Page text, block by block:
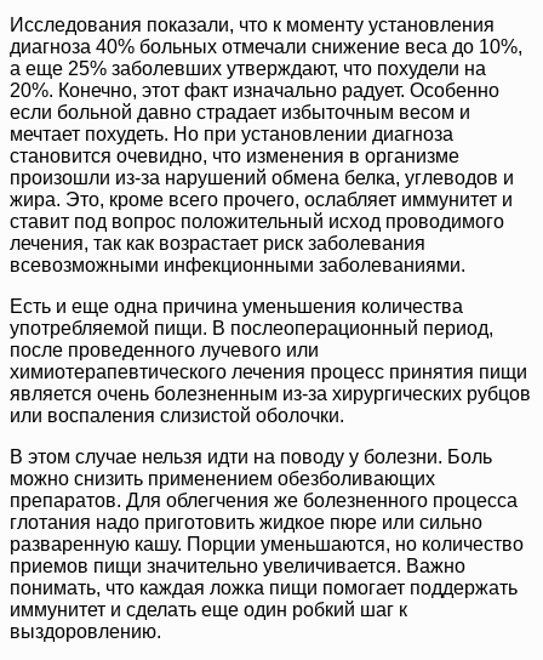
Исследования показали, что к моменту установления
диагноза 40% больных отмечали снижение веса до 10%,
а еще 25% заболевших утверждают, что похудели на
20%. Конечно, этот факт изначально радует. Особенно
если больной давно страдает избыточным весом и
мечтает похудеть. Но при установлении диагноза
становится очевидно, что изменения в организме
произошли из-за нарушений обмена белка, углеводов и
жира. Это, кроме всего прочего, ослабляет иммунитет и
ставит под вопрос положительный исход проводимого
лечения, так как возрастает риск заболевания
всевозможными инфекционными заболеваниями.
Есть и еще одна причина уменьшения количества
употребляемой пищи. В послеоперационный период,
после проведенного лучевого или
химиотерапевтического лечения процесс принятия пищи
является очень болезненным из-за хирургических рубцов
или воспаления слизистой оболочки.
В этом случае нельзя идти на поводу у болезни. Боль
можно снизить применением обезболивающих
препаратов. Для облегчения же болезненного процесса
глотания надо приготовить жидкое пюре или сильно
разваренную кашу. Порции уменьшаются, но количество
приемов пищи значительно увеличивается. Важно
понимать, что каждая ложка пищи помогает поддержать
иммунитет и сделать еще один робкий шаг к
выздоровлению.